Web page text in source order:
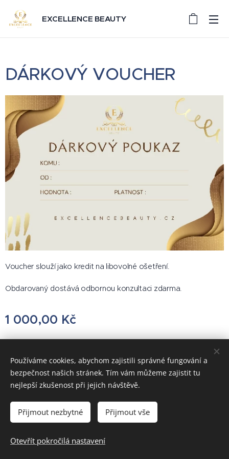
EXCELLENCE BEAUTY
DÁRKOVÝ VOUCHER
Voucher slouží jako kredit na libovolné ošetření.
Obdarovaný dostává odbornou konzultaci zdarma.
1 000,00 Kč
Do košíku
© 2021 Všechna práva vyhrazena
Používáme cookies, abychom zajistili správné fungování a
bezpečnost našich stránek. Tím vám můžeme zajistit tu
nejlepší zkušenost při jejich návštěvě.
Přijmout nezbytné Přijmout vše
Otevřít pokročilá nastavení